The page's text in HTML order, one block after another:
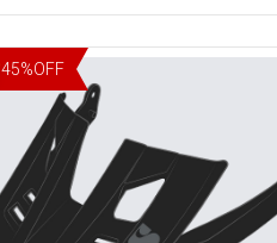
45%OFF